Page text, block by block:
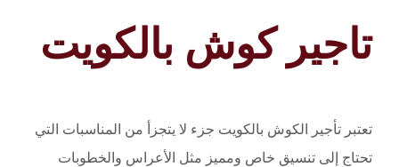
تاجير كوش بالكويت
تعتبر تأجير الكوش بالكويت جزء لا يتجزأ من المناسبات التي
تحتاج إلى تنسيق خاص ومميز مثل الأعراس والخطوبات